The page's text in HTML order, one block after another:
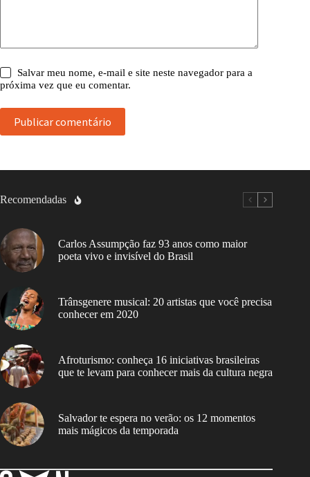
Salvar meu nome, e-mail e site neste navegador para a
próxima vez que eu comentar.
Publicar comentário
Recomendadas
Carlos Assumpção faz 93 anos como maior
poeta vivo e invisível do Brasil
Trânsgenere musical: 20 artistas que você precisa
conhecer em 2020
Afroturismo: conheça 16 iniciativas brasileiras
que te levam para conhecer mais da cultura negra
Salvador te espera no verão: os 12 momentos
mais mágicos da temporada